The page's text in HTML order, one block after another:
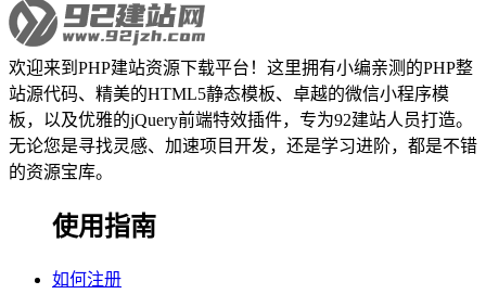
欢迎来到PHP建站资源下载平台！这里拥有小编亲测的PHP整
站源代码、精美的HTML5静态模板、卓越的微信小程序模
板，以及优雅的jQuery前端特效插件，专为92建站人员打造。
无论您是寻找灵感、加速项目开发，还是学习进阶，都是不错
的资源宝库。
使用指南
如何注册